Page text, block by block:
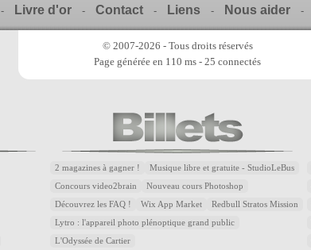
- Livre d'or - Contact - Liens - Nous aider -
© 2007-2026 - Tous droits réservés
Page générée en 110 ms - 25 connectés
2 magazines à gagner ! Musique libre et gratuite - StudioLeBus
Concours video2brain Nouveau cours Photoshop
Découvrez les FAQ ! Wix App Market Redbull Stratos Mission
Lytro : l'appareil photo plénoptique grand public
L'Odyssée de Cartier